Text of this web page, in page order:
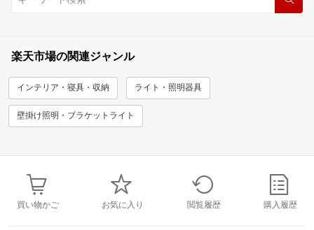
楽天市場の関連ジャンル
インテリア・寝具・収納 ライト・照明器具
壁掛け照明・ブラケットライト
買い物かご お気に入り 閲覧履歴 購入履歴